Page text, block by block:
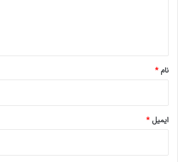
نام*
ایمیل*